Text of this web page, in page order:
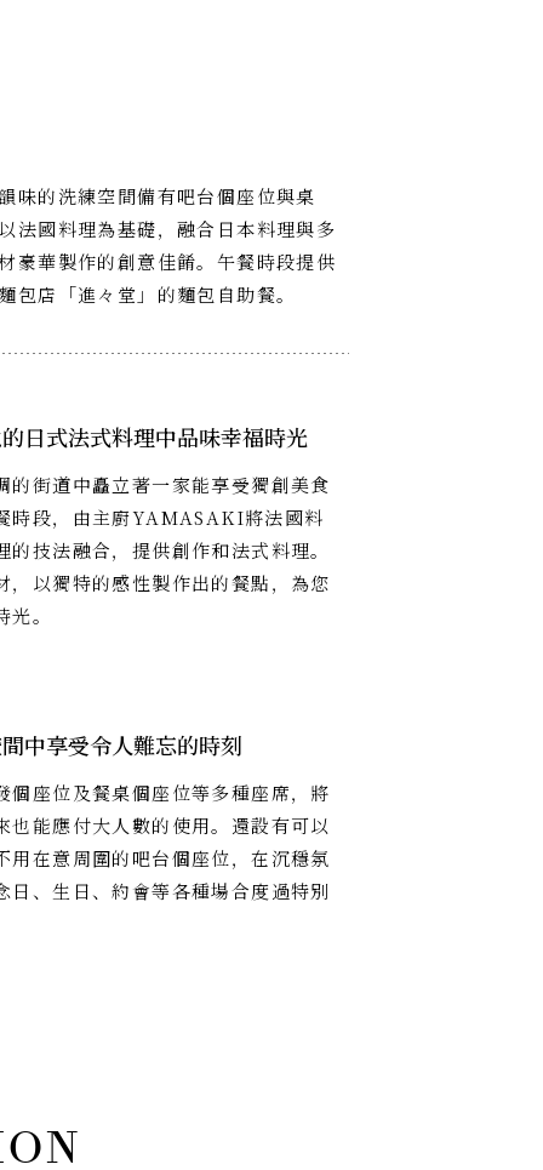
味的洗練空間備有吧台個座位與桌
法國料理為基礎，融合日本料理與多
豪華製作的創意佳餚。午餐時段提供
店「進々堂」的麵包自助餐。
日式法式料理中品味幸福時光
的街道中矗立著一家能享受獨創美食
時段，由主廚YAMASAKI將法國料
的技法融合，提供創作和法式料理。
，以獨特的感性製作出的餐點，為您
。
中享受令人難忘的時刻
個座位及餐桌個座位等多種座席，將
也能應付大人數的使用。還設有可以
用在意周圍的吧台個座位，在沉穩氛
日、生日、約會等各種場合度過特別